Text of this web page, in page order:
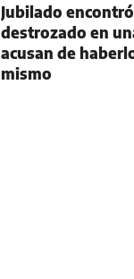
Jubilado
destrozado en
acusan de
mismo